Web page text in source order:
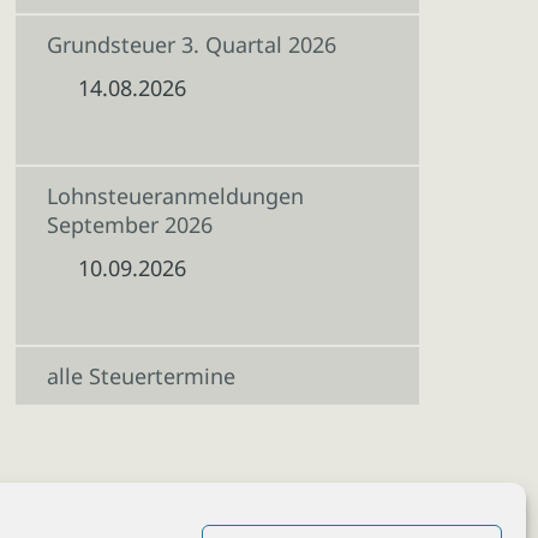
Grundsteuer 3. Quartal 2026
14.08.2026
Lohnsteueranmeldungen
September 2026
10.09.2026
alle Steuertermine